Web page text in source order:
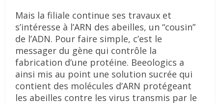
Mais la filiale continue ses travaux et
s’intéresse à l’ARN des abeilles, un “cousin”
de l’ADN. Pour faire simple, c’est le
messager du gène qui contrôle la
fabrication d’une protéine. Beeologics a
ainsi mis au point une solution sucrée qui
contient des molécules d’ARN protégeant
les abeilles contre les virus transmis par le